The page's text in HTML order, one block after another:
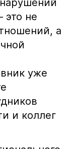
это не
а
уже
и коллег